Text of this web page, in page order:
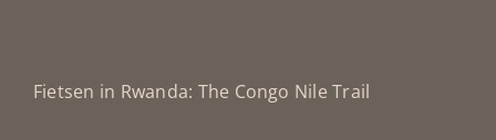
Fietsen in Rwanda: The Congo Nile Trail